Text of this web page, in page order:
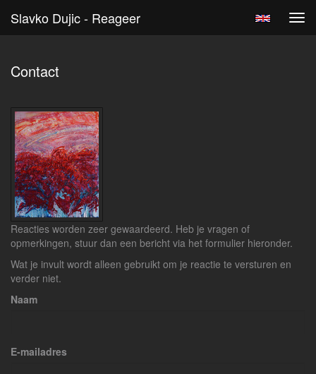
Slavko Dujic - Reageer
Contact
Reacties worden zeer gewaardeerd. Heb je vragen of
opmerkingen, stuur dan een bericht via het formulier hieronder.
Wat je invult wordt alleen gebruikt om je reactie te versturen en
verder niet.
Naam
E-mailadres